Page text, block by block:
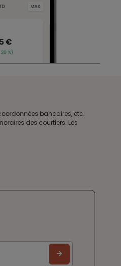
bancaires, etc.
des courtiers. Les